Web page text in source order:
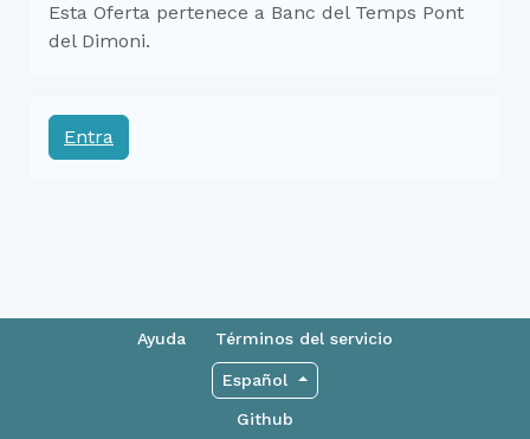
Esta Oferta pertenece a Banc del Temps Pont
del Dimoni.
Entra
Ayuda Términos del servicio
Español
Github